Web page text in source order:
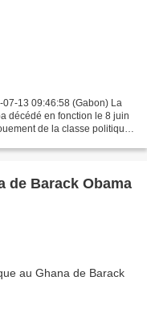
13 09:46:58 (Gabon) La
décédé en fonction le 8 juin
de la classe politique
de Barack Obama